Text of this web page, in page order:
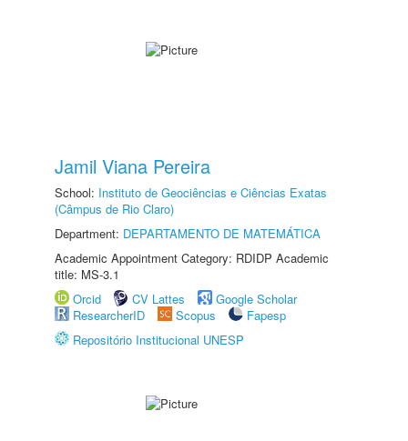
Jamil Viana Pereira
School: Instituto de Geociências e Ciências Exatas
(Câmpus de Rio Claro)
Department: DEPARTAMENTO DE MATEMÁTICA
Academic Appointment Category: RDIDP Academic
title: MS-3.1
Orcid
CV Lattes
Google Scholar
ResearcherID
Scopus
Fapesp
Repositório Institucional UNESP